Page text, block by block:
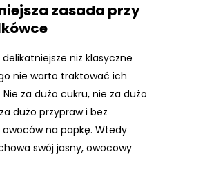
zasada przy
delikatniejsze niż klasyczne
nie warto traktować ich
za dużo cukru, nie za dużo
dużo przypraw i bez
na papkę. Wtedy
swój jasny, owocowy